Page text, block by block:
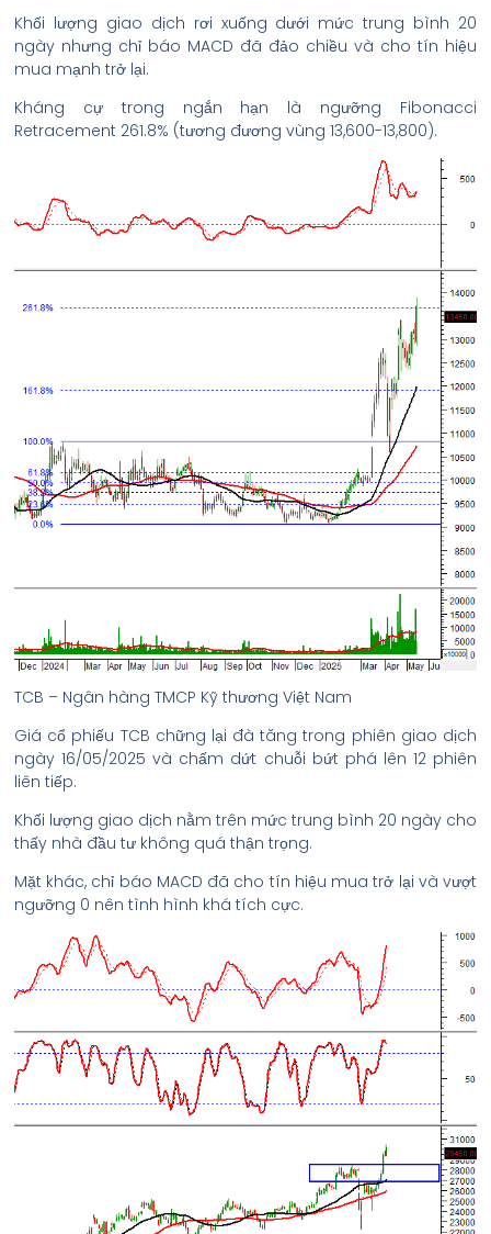
Khối lượng giao dịch rơi xuống dưới mức trung bình 20
ngày nhưng chỉ báo MACD đã đảo chiều và cho tín hiệu
mua mạnh trở lại.
Kháng cự trong ngắn hạn là ngưỡng Fibonacci
Retracement 261.8% (tương đương vùng 13,600-13,800).
TCB – Ngân hàng TMCP Kỹ thương Việt Nam
Giá cổ phiếu TCB chững lại đà tăng trong phiên giao dịch
ngày 16/05/2025 và chấm dứt chuỗi bứt phá lên 12 phiên
liên tiếp.
Khối lượng giao dịch nằm trên mức trung bình 20 ngày cho
thấy nhà đầu tư không quá thận trọng.
Mặt khác, chỉ báo MACD đã cho tín hiệu mua trở lại và vượt
ngưỡng 0 nên tình hình khá tích cực.